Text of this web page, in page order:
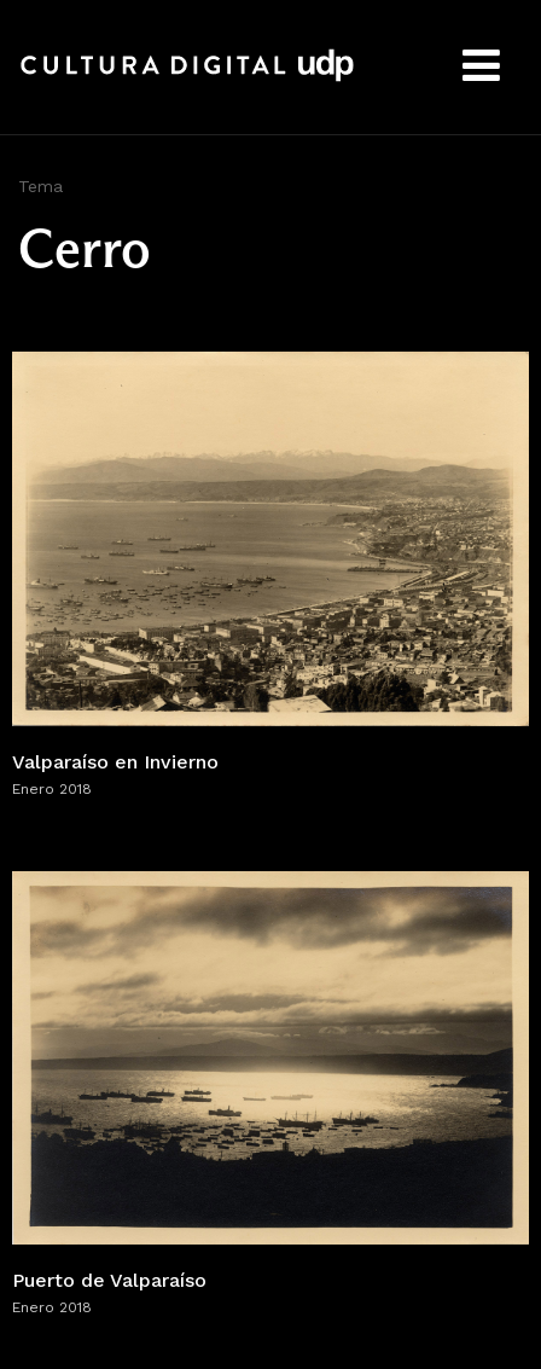
Tema
Cerro
Valparaíso en Invierno
Enero 2018
Puerto de Valparaíso
Enero 2018